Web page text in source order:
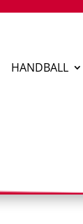
HANDBALL